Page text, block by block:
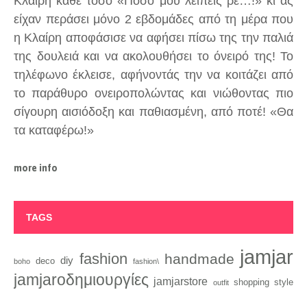
είχαν περάσει μόνο 2 εβδομάδες από τη μέρα που
η Κλαίρη αποφάσισε να αφήσει πίσω της την παλιά
της δουλειά και να ακολουθήσει το όνειρό της! Το
τηλέφωνο έκλεισε, αφήνοντάς την να κοιτάζει από
το παράθυρο ονειροπολώντας και νιώθοντας πιο
σίγουρη αισιόδοξη και παθιασμένη, από ποτέ! «Θα
τα καταφέρω!»
more info
TAGS
boho deco diy fashion fashion\ handmade jamjar
jamjaroδημιουργίες jamjarstore outfit shopping style